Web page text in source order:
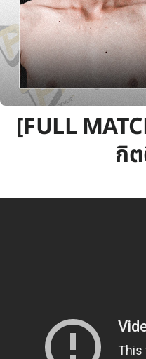
[FULL
กิ